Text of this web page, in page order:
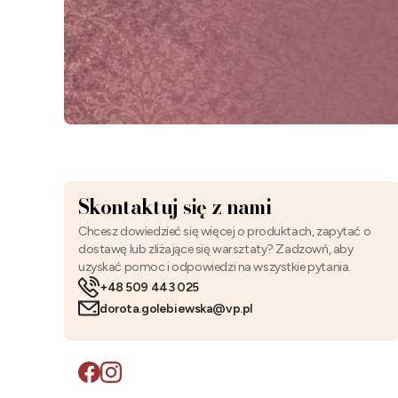
Skontaktuj się z nami
Chcesz dowiedzieć się więcej o produktach, zapytać o
dostawę lub zliżające się warsztaty? Zadzowń, aby
uzyskać pomoc i odpowiedzi na wszystkie pytania.
+48 509 443 025
dorota.golebiewska@vp.pl